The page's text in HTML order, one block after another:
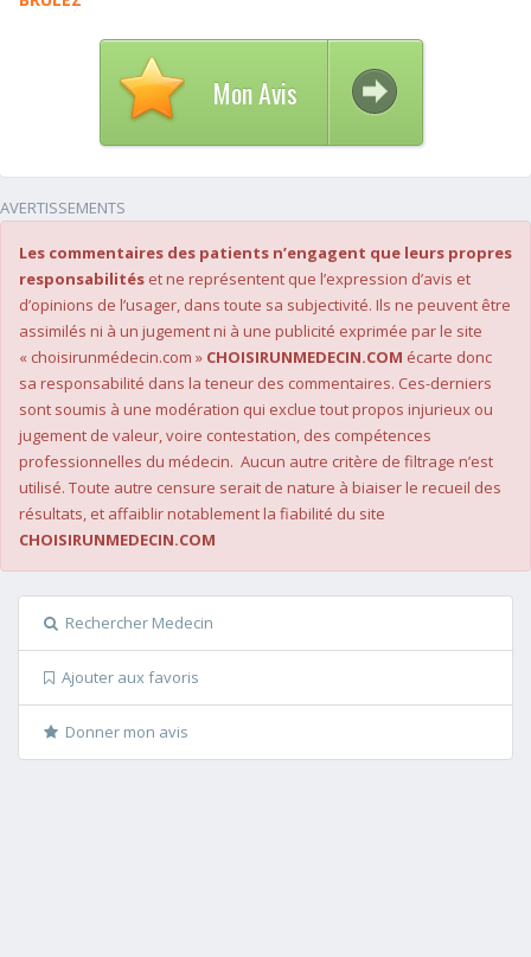
Mon Avis
AVERTISSEMENTS
Les commentaires des patients n’engagent que leurs propres
responsabilités et ne représentent que l’expression d’avis et
d’opinions de l’usager, dans toute sa subjectivité. Ils ne peuvent être
assimilés ni à un jugement ni à une publicité exprimée par le site
« choisirunmédecin.com » CHOISIRUNMEDECIN.COM écarte donc
sa responsabilité dans la teneur des commentaires. Ces-derniers
sont soumis à une modération qui exclue tout propos injurieux ou
jugement de valeur, voire contestation, des compétences
professionnelles du médecin. Aucun autre critère de filtrage n’est
utilisé. Toute autre censure serait de nature à biaiser le recueil des
résultats, et affaiblir notablement la fiabilité du site
CHOISIRUNMEDECIN.COM
Rechercher Medecin
Ajouter aux favoris
Donner mon avis